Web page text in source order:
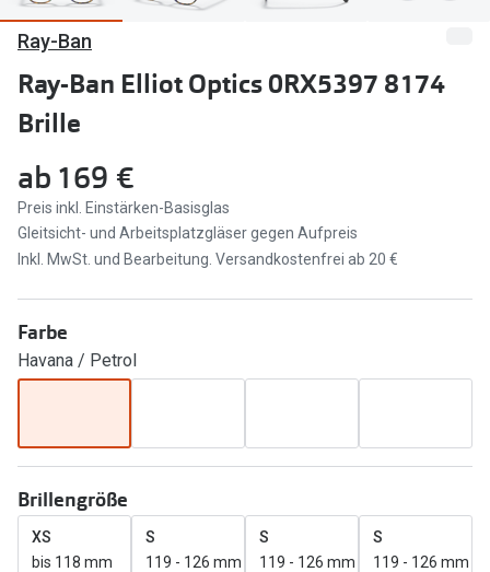
Marken
Ray-Ban
DbyD
Prada
Seen
Miu Miu
alle Marken
Ratgeber
Gleitsicht Ratgeber
Alle Brillen Ratgeber
Angebote
Brillen 2 für 1
Marken
Oakley
alle
Ray-Ban
Oakley
Ray-Ban
Ray-Ban Elliot Optics 0RX5397 8174
Brille
ab 169 €
Preis inkl. Einstärken-Basisglas
Gleitsicht- und Arbeitsplatzgläser gegen Aufpreis
Inkl. MwSt. und Bearbeitung. Versandkostenfrei ab 20 €
Farbe
Havana / Petrol
Brillengröße
XS
bis 118 mm
S
119 - 126 mm
S
119 - 126 mm
S
119 - 126 mm